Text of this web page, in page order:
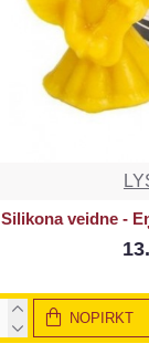
Silikona veidne -
NOPIRKT